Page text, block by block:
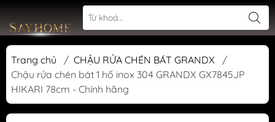
Trang chủ / CHẬU RỬA CHÉN BÁT GRANDX
/
Chậu rửa chén bát 1 hố inox 304 GRANDX GX7845JP
HIKARI 78cm - Chính hãng